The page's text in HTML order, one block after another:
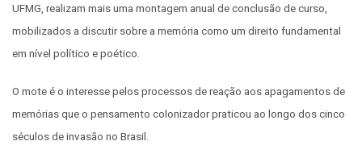
UFMG, realizam mais uma montagem anual de conclusão de curso,
mobilizados a discutir sobre a memória como um direito fundamental
em nível político e poético.
O mote é o interesse pelos processos de reação aos apagamentos de
memórias que o pensamento colonizador praticou ao longo dos cinco
séculos de invasão no Brasil.